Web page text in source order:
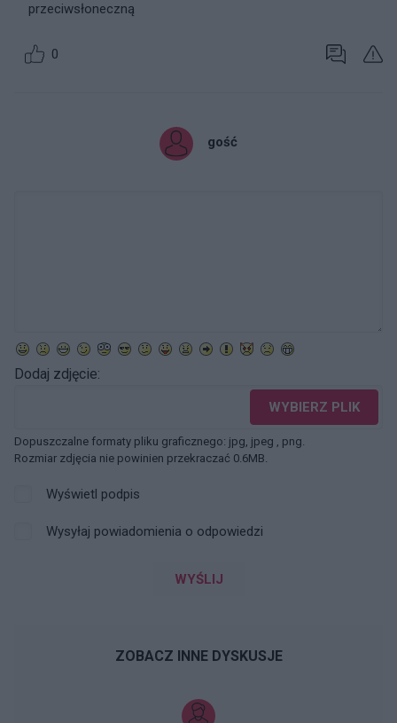
przeciwsłoneczną
0
gość
Dodaj zdjęcie:
WYBIERZ PLIK
Dopuszczalne formaty pliku graficznego: jpg, jpeg , png.
Rozmiar zdjęcia nie powinien przekraczać 0.6MB.
Wyświetl podpis
Wysyłaj powiadomienia o odpowiedzi
WYŚLIJ
ZOBACZ INNE DYSKUSJE